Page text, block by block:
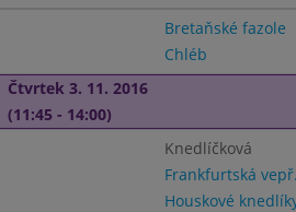
Bretaňské fazole
Chléb
Čtvrtek 3. 11. 2016
(11:45 - 14:00)
Knedlíčková
Frankfurtská
Houskové